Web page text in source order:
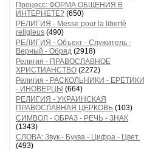
Процесс: ФОРМА ОБЩЕНИЯ В
ИНТЕРНЕТЕ? (650)
РЕЛИГИЯ - Messe pour la liberté
religieus (490)
РЕЛИГИЯ - Объект - Служитель -
Верный - Обряд (2918)
Религия - ПРАВОСЛАВНОЕ
ХРИСТИАНСТВО (2272)
Религия - РАСКОЛЬНИКИ - ЕРЕТИКИ
- ИНОВЕРЦЫ (664)
РЕЛИГИЯ - УКРАИНСКАЯ
ПРАВОСЛАВНАЯ ЦЕРКОВЬ (103)
СИМВОЛ - ОБРАЗ - РЕЧЬ - ЗНАК
(1343)
СЛОВА: Звук - Буква - Цифра - Цвет.
(493)